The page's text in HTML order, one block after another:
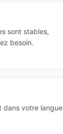
sont stables,
besoin.
dans votre langue